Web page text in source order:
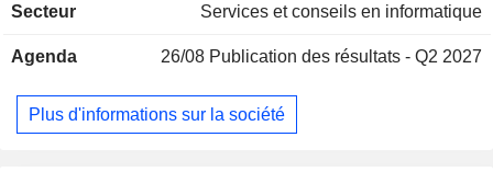
géographique du CA est la suivante : Amériques (65,5%),
Secteur Services et conseils en informatique
Agenda 26/08 Publication des résultats - Q2 2027
Plus d'informations sur la société